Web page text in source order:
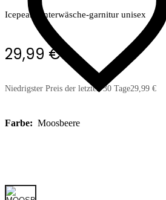
Icepeak Unterwäsche-garnitur unisex
29,99 €
Niedrigster Preis der letzten 30 Tage29,99 €
Farbe: Moosbeere